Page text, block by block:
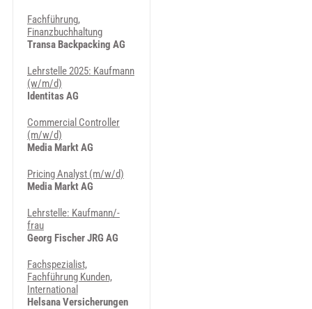
Fachführung,
Finanzbuchhaltung
Transa Backpacking AG
Lehrstelle 2025: Kaufmann
(w/m/d)
Identitas AG
Commercial Controller
(m/w/d)
Media Markt AG
Pricing Analyst (m/w/d)
Media Markt AG
Lehrstelle: Kaufmann/-
frau
Georg Fischer JRG AG
Fachspezialist,
Fachführung Kunden,
International
Helsana Versicherungen